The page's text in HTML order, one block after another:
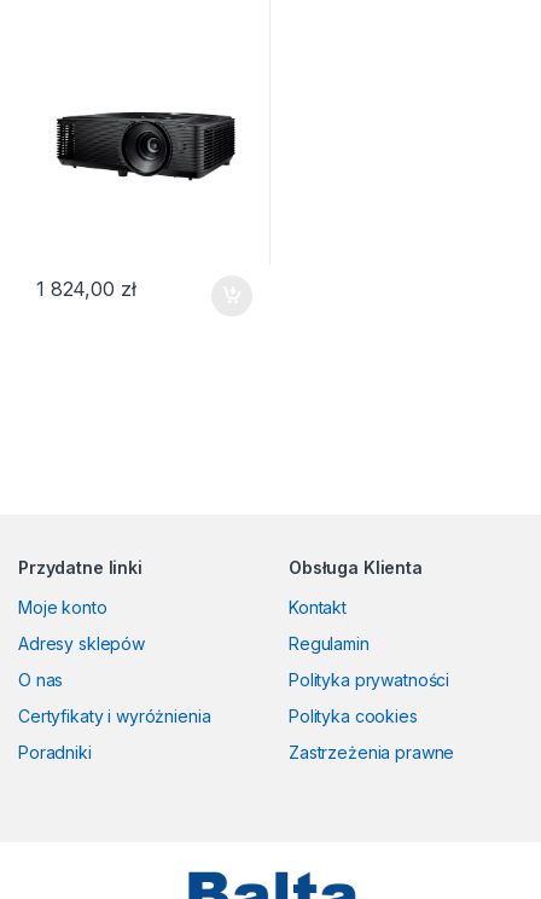
1 824,00 zł
Przydatne linki
Moje konto
Adresy sklepów
O nas
Certyfikaty i wyróżnienia
Poradniki
Obsługa Klienta
Kontakt
Regulamin
Polityka prywatności
Polityka cookies
Zastrzeżenia prawne